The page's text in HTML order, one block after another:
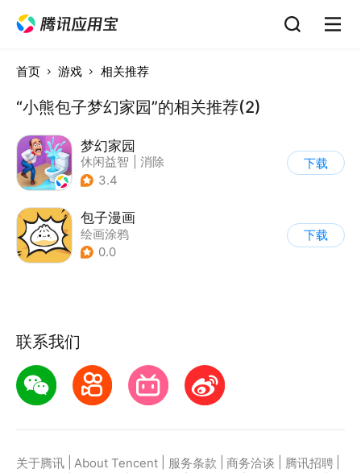
首页 游戏 相关推荐
“小熊包子梦幻家园”的相关推荐(2)
梦幻家园
休闲益智
消除
| 女性向
3.4
下载
包子漫画
绘画涂鸦
0.0
下载
联系我们
关于腾讯 About Tencent 服务条款 商务洽谈 腾讯招聘